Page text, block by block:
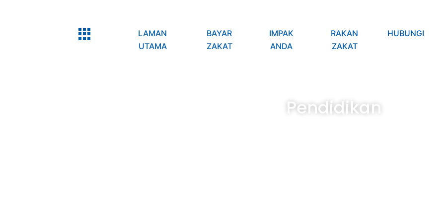
LAMAN
UTAMA
BAYAR
ZAKAT
IMPAK
ANDA
RAKAN
ZAKAT
HUBUNGI
Pendidikan